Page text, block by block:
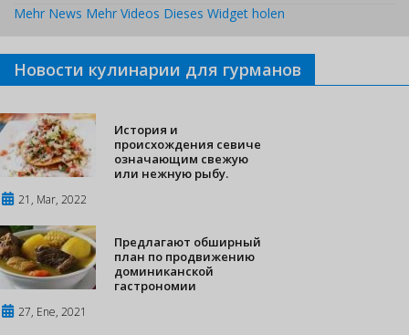
Mehr News Mehr Videos Dieses Widget holen
Новости кулинарии для гурманов
История и
происхождения севиче
означающим свежую
или нежную рыбу.
21, Mar, 2022
Предлагают обширный
план по продвижению
доминиканской
гастрономии
27, Ene, 2021